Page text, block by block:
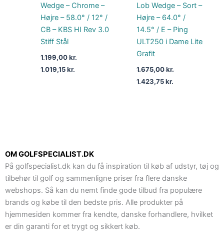
Wedge – Chrome –
Højre – 58.0° / 12° /
CB – KBS HI Rev 3.0
Stiff Stål
1.199,00kr.
1.019,15kr.
Lob Wedge – Sort –
Højre – 64.0° /
14.5° / E – Ping
ULT250 i Dame Lite
Grafit
1.675,00kr.
1.423,75kr.
OM GOLFSPECIALIST.DK
På golfspecialist.dk kan du få inspiration til køb af udstyr, tøj og
tilbehør til golf og sammenligne priser fra flere danske
webshops. Så kan du nemt finde gode tilbud fra populære
brands og købe til den bedste pris. Alle produkter på
hjemmesiden kommer fra kendte, danske forhandlere, hvilket
er din garanti for et trygt og sikkert køb.